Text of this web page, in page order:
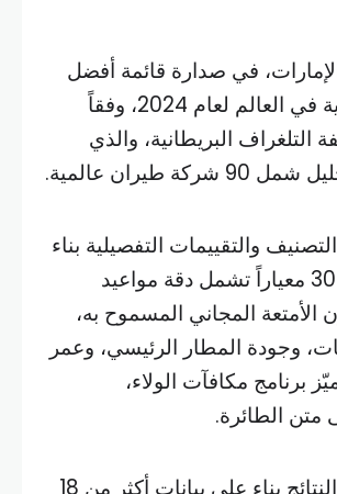
في صدارة قائمة أفضل
الناقلات الجوية في العالم لعام 2024، وفقاً
البريطانية، والذي
طيران عالمية.
والتقييمات التفصيلية بناء
على أكثر من 30 معياراً تشمل دقة مواعيد
الأمتعة المجاني المسموح به،
وجودة المطار الرئيسي، وعمر
برنامج مكافآت الولاء،
متن الطائرة.
وتم احتساب النتائج بناء على بيانات أكثر من 18